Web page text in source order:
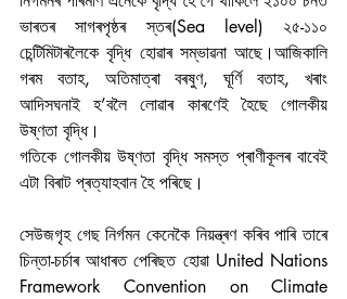
ভাৰতৰ সাগৰপৃষ্ঠৰ স্তৰ(Sea level) ২৫-১১০
চেন্টিমিটাৰলৈকে বৃদ্ধি হোৱাৰ সম্ভাৱনা আছে।আজিকালি
গৰম বতাহ, অতিমাত্ৰা বৰষুণ, ঘূৰ্ণি বতাহ, খৰাং
আদিসঘনাই হ’বলৈ লোৱাৰ কাৰণেই হৈছে গোলকীয়
উষ্ণতা বৃদ্ধি।
গতিকে গোলকীয় উষ্ণতা বৃদ্ধি সমস্ত প্ৰাণীকূলৰ বাবেই
এটা বিৰাট প্ৰত্যাহবান হৈ পৰিছে।
সেউজগৃহ গেছ নিৰ্গমন কেনেকৈ নিয়ন্ত্ৰণ কৰিব পাৰি তাৰে
চিন্তা-চৰ্চাৰ আধাৰত পেৰিছত হোৱা United Nations
Framework Convention on Climate